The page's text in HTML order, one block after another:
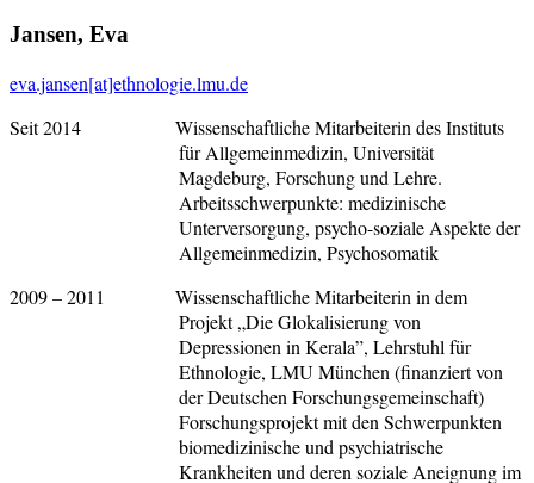
Jansen, Eva
eva.jansen[at]ethnologie.lmu.de
Seit 2014 Wissenschaftliche Mitarbeiterin des Instituts
für Allgemeinmedizin, Universität
Magdeburg, Forschung und Lehre.
Arbeitsschwerpunkte: medizinische
Unterversorgung, psycho-soziale Aspekte der
Allgemeinmedizin, Psychosomatik
2009 – 2011 Wissenschaftliche Mitarbeiterin in dem
Projekt „Die Glokalisierung von
Depressionen in Kerala”, Lehrstuhl für
Ethnologie, LMU München (finanziert von
der Deutschen Forschungsgemeinschaft)
Forschungsprojekt mit den Schwerpunkten
biomedizinische und psychiatrische
Krankheiten und deren soziale Aneignung im